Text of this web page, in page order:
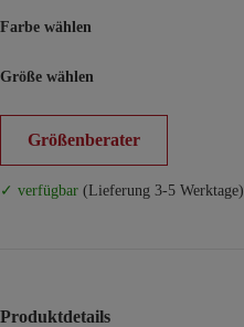
Farbe wählen
Größe wählen
Größenberater
✓ verfügbar (Lieferung 3-5 Werktage)
Produktdetails